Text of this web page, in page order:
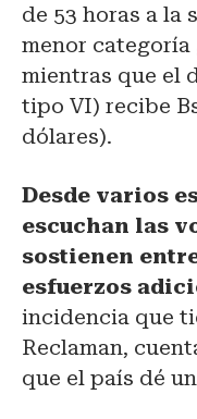
de 53 horas a la
menor categoría
mientras que el
tipo VI) recibe
dólares).
Desde varios
escuchan las
sostienen
esfuerzos
incidencia que
Reclaman,
que el país dé